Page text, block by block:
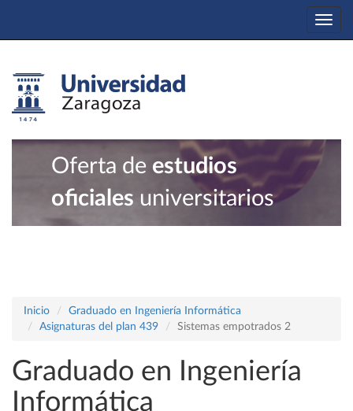
Oferta de estudios
oficiales universitarios
Inicio
Graduado en Ingeniería Informática
Asignaturas del plan 439
Sistemas empotrados 2
Graduado en Ingeniería
Informática